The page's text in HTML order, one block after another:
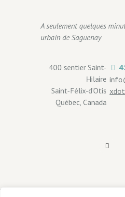
A seulement quelques
urbain de Saguenay
400 sentier Saint-
Hilaire
Saint-Félix-d'Otis
Québec, Canada